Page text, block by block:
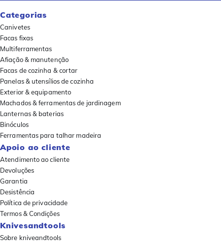
Categorias
Canivetes
Facas fixas
Multiferramentas
Afiação & manutenção
Facas de cozinha & cortar
Panelas & utensílios de cozinha
Exterior & equipamento
Machados & ferramentas de jardinagem
Lanternas & baterias
Binóculos
Ferramentas para talhar madeira
Apoio ao cliente
Atendimento ao cliente
Devoluções
Garantia
Desistência
Política de privacidade
Termos & Condições
Knivesandtools
Sobre kniveandtools